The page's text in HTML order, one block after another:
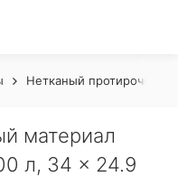
Нетканый протирочный
материал
л, 34 × 24.9